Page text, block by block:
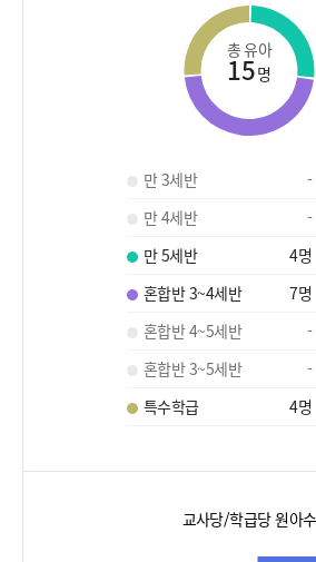
총 유아
15명
만 3세반 -
만 4세반
-
만 5세반
4명
혼합반 3~4세반
7명
혼합반 4~5세반
-
혼합반 3~5세반
-
특수학급
4명
교사당/학급당 원아수